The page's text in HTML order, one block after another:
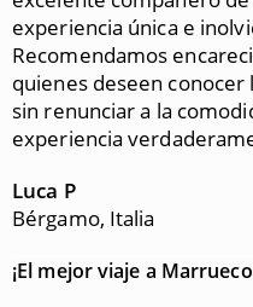
experiencia única e
Recomendamos
quienes deseen
sin renunciar a la
experiencia
Luca P
Bérgamo, Italia
¡El mejor viaje a